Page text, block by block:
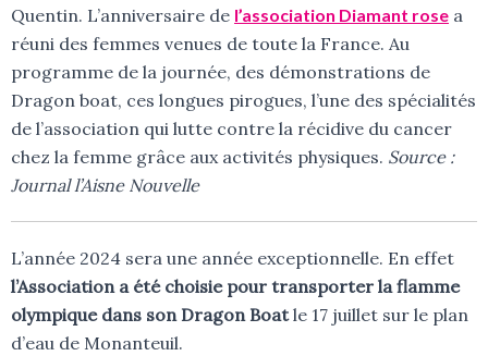
Quentin. L’anniversaire de l’association Diamant rose a
réuni des femmes venues de toute la France. Au
programme de la journée, des démonstrations de
Dragon boat, ces longues pirogues, l’une des spécialités
de l’association qui lutte contre la récidive du cancer
chez la femme grâce aux activités physiques. Source :
Journal l’Aisne Nouvelle
L’année 2024 sera une année exceptionnelle. En effet
l’Association a été choisie pour transporter la flamme
olympique dans son Dragon Boatle 17 juillet sur le plan
d’eau de Monanteuil.